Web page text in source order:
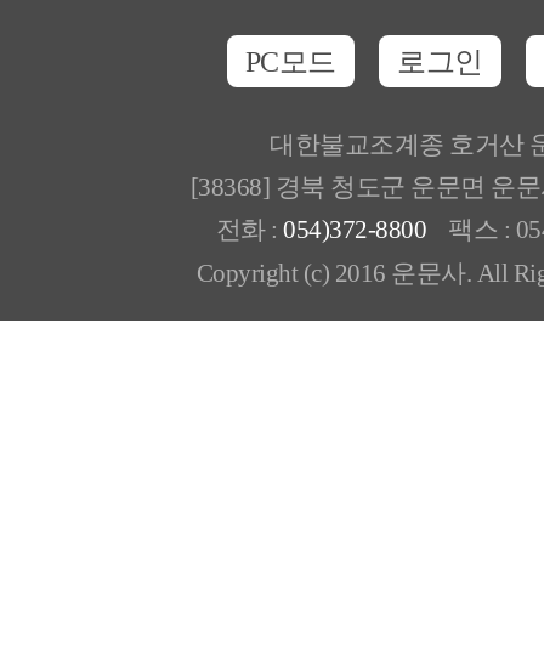
PC모드 로그인
대한불교조계종 호거산
[38368] 경북 청도군 운문면 운
전화 : 054)372-8800 팩스 :
Copyright (c) 2016 운문사. All